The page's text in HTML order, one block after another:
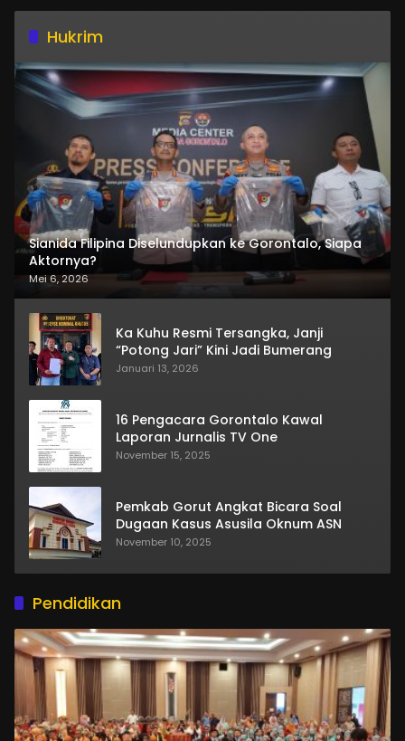
Hukrim
Sianida Filipina Diselundupkan ke Gorontalo, Siapa
Aktornya?
Mei 6, 2026
Ka Kuhu Resmi Tersangka, Janji
“Potong Jari” Kini Jadi Bumerang
Januari 13, 2026
16 Pengacara Gorontalo Kawal
Laporan Jurnalis TV One
November 15, 2025
Pemkab Gorut Angkat Bicara Soal
Dugaan Kasus Asusila Oknum ASN
November 10, 2025
Pendidikan